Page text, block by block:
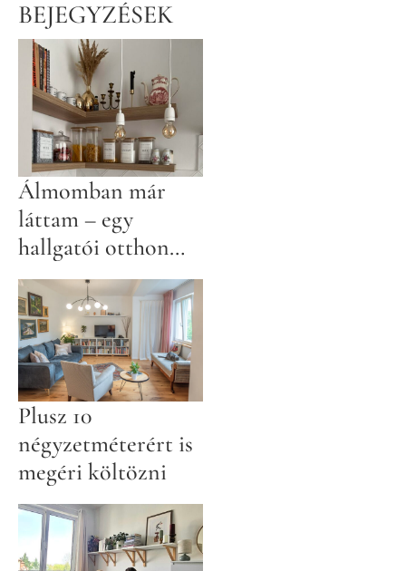
BEJEGYZÉSEK
Álmomban már
láttam – egy
hallgatói otthon
születése
Plusz 10
négyzetméterért is
megéri költözni